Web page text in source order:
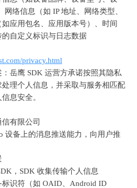
网络信息（如 IP 地址、网络类型、
应用包名、应用版本号）、时间
自定义标识与日志数据
privacy.html
：岳鹰 SDK 运营方承诺按照其隐私
理个人信息，并采取与服务相匹配
息安全。
有限公司
设备上的消息推送能力，向用户推
， SDK 收集传输个人信息
识符（如 OAID
Android ID